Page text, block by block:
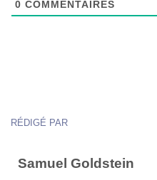
0 COMMENTAIRES
RÉDIGÉ PAR
Samuel Goldstein